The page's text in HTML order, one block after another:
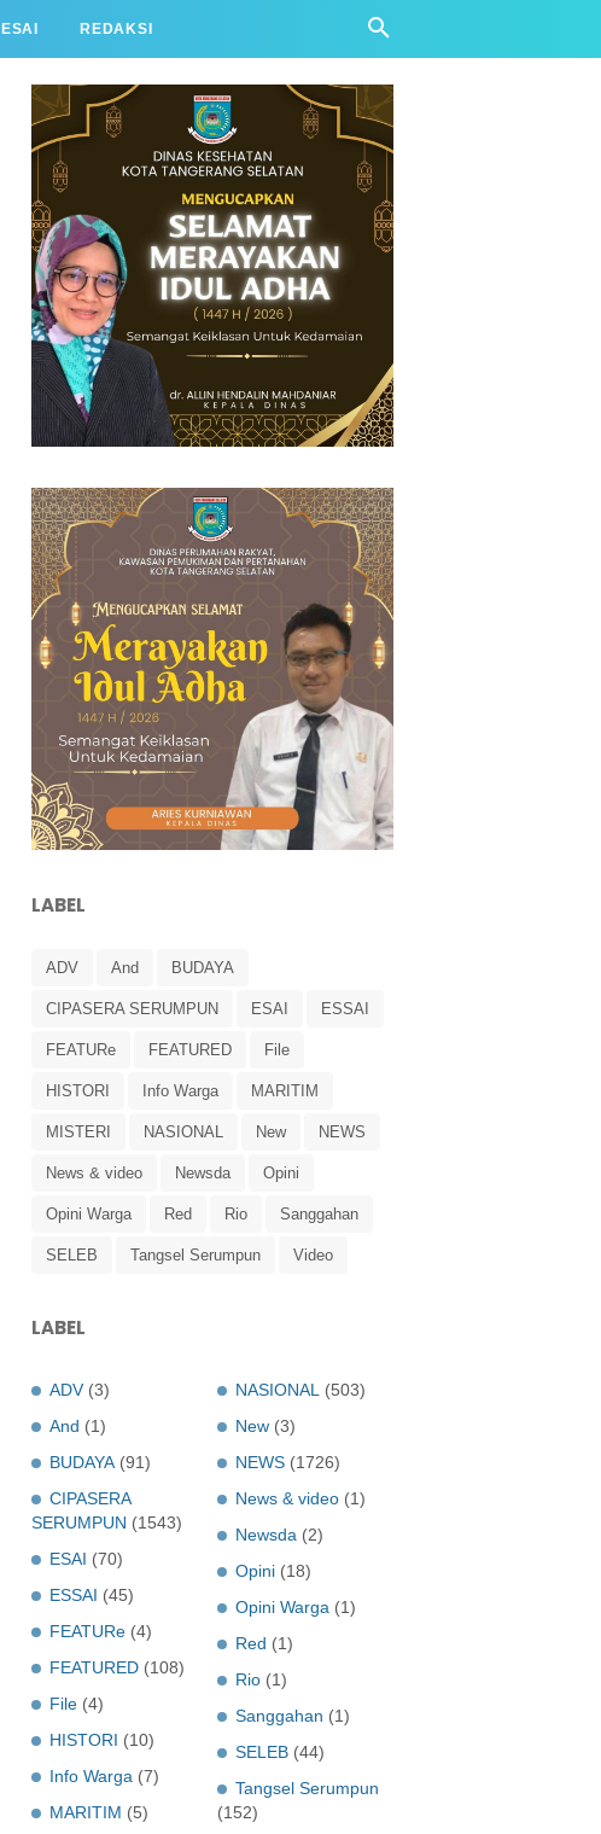
ESAI REDAKSI
LABEL
ADV And BUDAYA
CIPASERA SERUMPUN ESAI ESSAI
FEATURe FEATURED File
HISTORI Info Warga MARITIM
MISTERI NASIONAL New NEWS
News & video Newsda Opini
Opini Warga Red Rio Sanggahan
SELEB Tangsel Serumpun Video
LABEL
ADV (3)
And (1)
BUDAYA (91)
CIPASERA
SERUMPUN (1543)
ESAI (70)
ESSAI (45)
FEATURe (4)
FEATURED (108)
File (4)
HISTORI (10)
Info Warga (7)
MARITIM (5)
NASIONAL
(503)
New (3)
NEWS (1726)
News & video (1)
Newsda (2)
Opini (18)
Opini Warga (1)
Red (1)
Rio (1)
Sanggahan (1)
SELEB (44)
Tangsel Serumpun
(152)